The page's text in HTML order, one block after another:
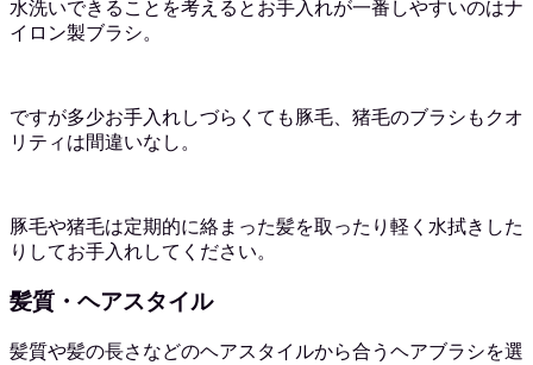
水洗いできることを考えるとお手入れが一番しやすいのはナ
イロン製ブラシ。
ですが多少お手入れしづらくても豚毛、猪毛のブラシもクオ
リティは間違いなし。
豚毛や猪毛は定期的に絡まった髪を取ったり軽く水拭きした
りしてお手入れしてください。
髪質・ヘアスタイル
髪質や髪の長さなどのヘアスタイルから合うヘアブラシを選